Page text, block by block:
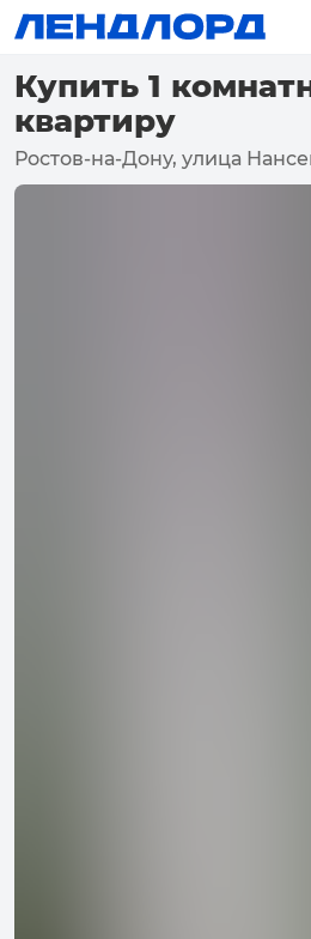
Купить 1
квартиру
Ростов-на-Дону, улица